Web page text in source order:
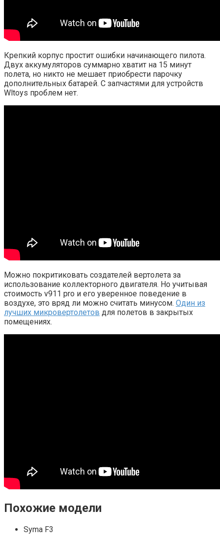
Крепкий корпус простит ошибки начинающего пилота.
Двух аккумуляторов суммарно хватит на 15 минут
полета, но никто не мешает приобрести парочку
дополнительных батарей. С запчастями для устройств
Wltoys проблем нет.
Можно покритиковать создателей вертолета за
использование коллекторного двигателя. Но учитывая
стоимость v911 pro и его уверенное поведение в
воздухе, это вряд ли можно считать минусом. Один из
лучших микровертолетов для полетов в закрытых
помещениях.
Похожие модели
Syma F3